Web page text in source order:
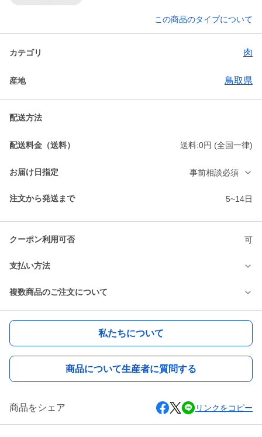
この商品のタイプについて
カテゴリ 肉
産地 鳥取県
配送方法
配送料金（送料） 送料:0円 (全国一律)
お届け日指定 事前相談必須
注文から発送まで 5~14日
クーポン利用可否 可
支払い方法
複数商品のご注文について
私たちについて
商品について生産者に質問する
商品をシェア リンクをコピー